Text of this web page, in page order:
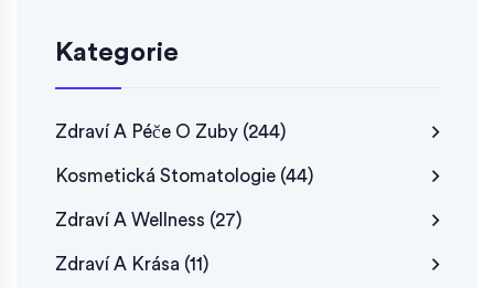
Kategorie
Zdraví A Péče O Zuby (244)
Kosmetická Stomatologie (44)
Zdraví A Wellness (27)
Zdraví A Krása (11)